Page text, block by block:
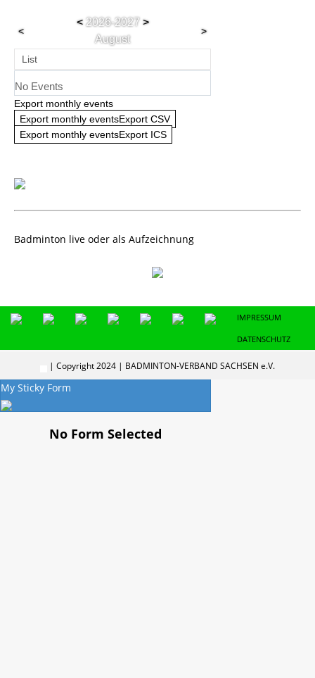
<
<2026-2027 >
August
>
List
No Events
Export monthly events
Export monthly eventsExport CSV
Export monthly eventsExport ICS
Badminton live oder als Aufzeichnung
IMPRESSUM
DATENSCHUTZ
| Copyright 2024 | BADMINTON-VERBAND SACHSEN e.V.
My Sticky Form
No Form Selected